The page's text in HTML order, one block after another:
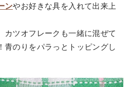
ンやお好きな具を入れて出来上
カツオフレークも一緒に混ぜて
青のりをパラっとトッピングし